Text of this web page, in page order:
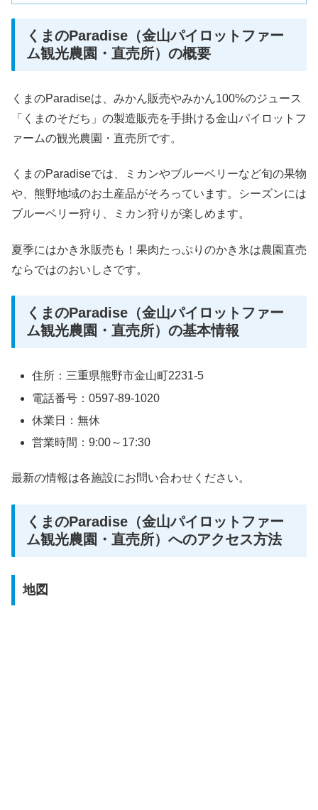
くまのParadise（金山パイロットファー
ム観光農園・直売所）の概要
くまのParadiseは、みかん販売やみかん100%のジュース
「くまのそだち」の製造販売を手掛ける金山パイロットフ
ァームの観光農園・直売所です。
くまのParadiseでは、ミカンやブルーベリーなど旬の果物
や、熊野地域のお土産品がそろっています。シーズンには
ブルーベリー狩り、ミカン狩りが楽しめます。
夏季にはかき氷販売も！果肉たっぷりのかき氷は農園直売
ならではのおいしさです。
くまのParadise（金山パイロットファー
ム観光農園・直売所）の基本情報
住所：三重県熊野市金山町2231-5
電話番号：0597-89-1020
休業日：無休
営業時間：9:00～17:30
最新の情報は各施設にお問い合わせください。
くまのParadise（金山パイロットファー
ム観光農園・直売所）へのアクセス方法
地図